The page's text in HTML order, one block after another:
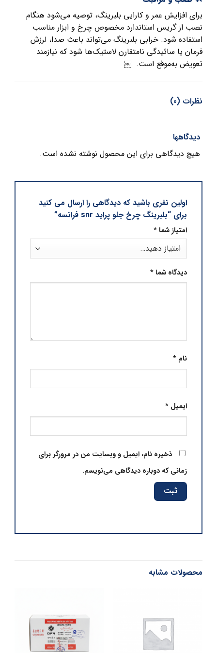
برای افزایش عمر و کارایی بلبرینگ، توصیه می‌شود هنگام
نصب از گریس استاندارد مخصوص چرخ و ابزار مناسب
استفاده شود. خرابی بلبرینگ می‌تواند باعث صدا، لرزش
فرمان یا سائیدگی نامتقارن لاستیک‌ها شود که نیازمند
تعویض به‌موقع است. ￼
نظرات (0)
دیدگاهها
هیچ دیدگاهی برای این محصول نوشته نشده است.
اولین نفری باشید که دیدگاهی را ارسال می کنید
برای “بلبرینگ چرخ جلو پراید snr فرانسه”
امتیاز شما*
دیدگاه شما*
نام*
ایمیل*
ذخیره نام، ایمیل و وبسایت من در مرورگر برای
زمانی که دوباره دیدگاهی می‌نویسم.
محصولات مشابه